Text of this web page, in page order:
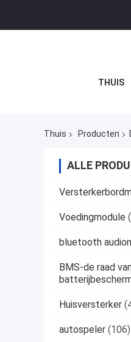
THUIS
Thuis Producten
ALLE
Voedingmodule
bluetooth
BMS-de raad
Huisversterker
autospeler (106)